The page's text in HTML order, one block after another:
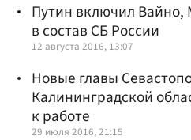
Путин включил Вайно,
в состав СБ России
12 августа 2016, 13:07
Новые главы
Калининградской
к работе
29 июля 2016, 21:15